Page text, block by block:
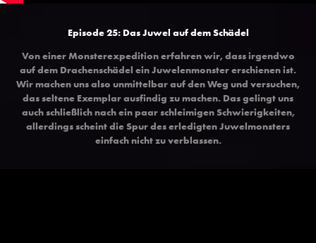
Episode 25: Das Juwel auf dem Schädel
Von einer Monsterexpedition erfahren wir, dass irgendwo
auf dem Drachenschädel ein Juwelenmonster erschienen ist.
Wir machen uns also unmittelbar auf den Weg und versuchen,
das seltene Exemplar ausfindig zu machen. Das gelingt uns
auch schließlich nach ein paar schleimigen Schwierigkeiten,
allerdings scheint die Spur des erledigten Juwelmonsters
einfach nicht zu verblassen.